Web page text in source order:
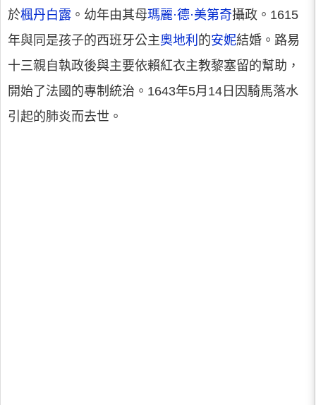
於楓丹白露 。幼年由其母瑪麗·德·美第奇攝政。1615
年與同是孩子的西班牙公主奧地利 的安妮結婚。路易
十三親自執政後與主要依賴紅衣主教黎塞留的幫助，
開始了法國的專制統治。1643年5月14日因騎馬落水
引起的肺炎而去世。